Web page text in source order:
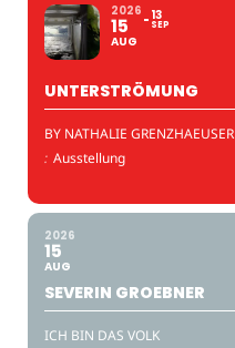
2026
15
AUG
13
SEP
UNTERSTRÖMUNG
BY NATHALIE GRENZHAEUSER
: Ausstellung
2026
15
AUG
SEVERIN GROEBNER
ICH BIN DAS VOLK